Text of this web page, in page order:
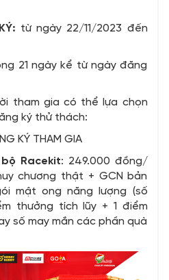
từ ngày 22/11/2023 đến
21 ngày kể từ ngày đăng
tham gia có thể lựa chọn
ký thử thách:
KÝ THAM GIA
Racekit: 249.000 đồng/
chương thật + GCN bản
mật ong năng lượng (số
thưởng tích lũy + 1 điểm
số may mắn các phần quà